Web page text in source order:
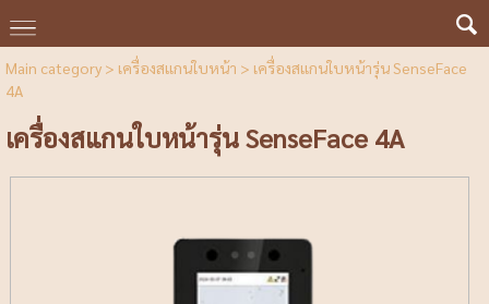
Main category> เครื่องสแกนใบหน้า > เครื่องสแกนใบหน้ารุ่น SenseFace
4A
เครื่องสแกนใบหน้ารุ่น SenseFace 4A